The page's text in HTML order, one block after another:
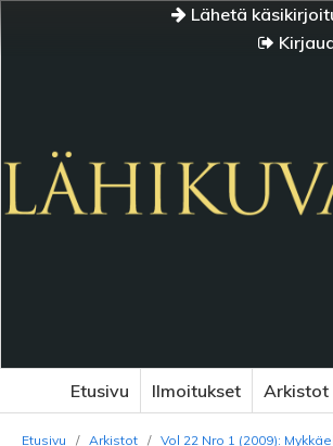
Lähetä
Etusivu Ilmoitukset Arkistot
Etusivu / Arkistot / Vol 22 Nro 1 (2009):